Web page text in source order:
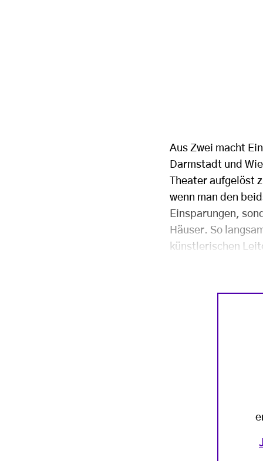
Aus Zwei macht
Darmstadt und
Theater aufgelöst
wenn man den
Einsparungen,
Häuser. So
künstlerischen